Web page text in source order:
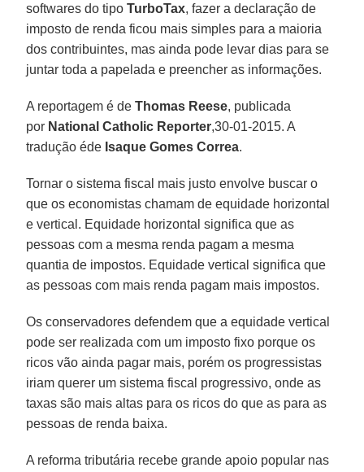
softwares do tipoTurboTax, fazer a declaração de
imposto de renda ficou mais simples para a maioria
dos contribuintes, mas ainda pode levar dias para se
juntar toda a papelada e preencher as informações.
A reportagem é deThomas Reese, publicada
por National Catholic Reporter,30-01-2015. A
tradução éde Isaque Gomes Correa.
Tornar o sistema fiscal mais justo envolve buscar o
que os economistas chamam de equidade horizontal
e vertical. Equidade horizontal significa que as
pessoas com a mesma renda pagam a mesma
quantia de impostos. Equidade vertical significa que
as pessoas com mais renda pagam mais impostos.
Os conservadores defendem que a equidade vertical
pode ser realizada com um imposto fixo porque os
ricos vão ainda pagar mais, porém os progressistas
iriam querer um sistema fiscal progressivo, onde as
taxas são mais altas para os ricos do que as para as
pessoas de renda baixa.
A reforma tributária recebe grande apoio popular nas